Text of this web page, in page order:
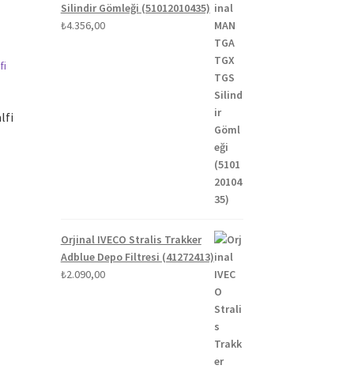
Silindir Gömleği (51012010435)
₺4.356,00
Orjinal IVECO Stralis Trakker
Adblue Depo Filtresi (41272413)
₺2.090,00